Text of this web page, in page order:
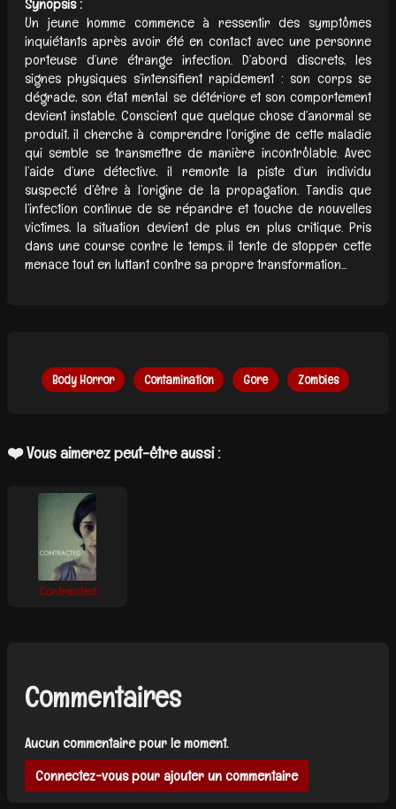
Synopsis :
Un jeune homme commence à ressentir des symptômes
inquiétants après avoir été en contact avec une personne
porteuse d’une étrange infection. D’abord discrets, les
signes physiques s’intensifient rapidement : son corps se
dégrade, son état mental se détériore et son comportement
devient instable. Conscient que quelque chose d’anormal se
produit, il cherche à comprendre l’origine de cette maladie
qui semble se transmettre de manière incontrôlable. Avec
l’aide d’une détective, il remonte la piste d’un individu
suspecté d’être à l’origine de la propagation. Tandis que
l’infection continue de se répandre et touche de nouvelles
victimes, la situation devient de plus en plus critique. Pris
dans une course contre le temps, il tente de stopper cette
menace tout en luttant contre sa propre transformation...
Body Horror Contamination Gore Zombies
❤️ Vous aimerez peut-être aussi :
Contracted
Commentaires
Aucun commentaire pour le moment.
Connectez-vous pour ajouter un commentaire